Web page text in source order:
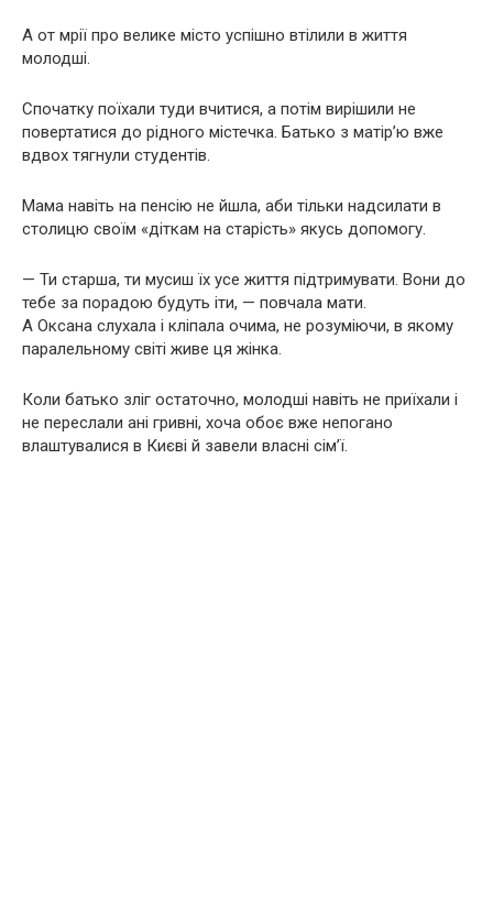
А от мрії про велике місто успішно втілили в життя
молодші.
Спочатку поїхали туди вчитися, а потім вирішили не
повертатися до рідного містечка. Батько з матір’ю вже
вдвох тягнули студентів.
Мама навіть на пенсію не йшла, аби тільки надсилати в
столицю своїм «діткам на старість» якусь допомогу.
— Ти старша, ти мусиш їх усе життя підтримувати. Вони до
тебе за порадою будуть іти, — повчала мати.
А Оксана слухала і кліпала очима, не розуміючи, в якому
паралельному світі живе ця жінка.
Коли батько зліг остаточно, молодші навіть не приїхали і
не переслали ані гривні, хоча обоє вже непогано
влаштувалися в Києві й завели власні сім’ї.